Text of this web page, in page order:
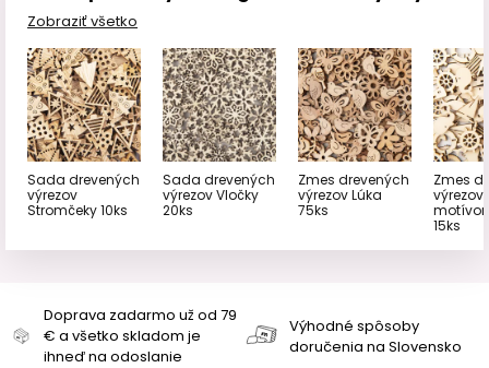
Zobraziť všetko
Sada drevených
výrezov
Stromčeky 10ks
Sada drevených
výrezov Vločky
20ks
Zmes drevených
výrezov Lúka
75ks
Zmes
výrezov
15ks
Doprava zadarmo už od 79
€ a všetko skladom je
ihneď na odoslanie
Výhodné spôsoby
doručenia na Slovensko